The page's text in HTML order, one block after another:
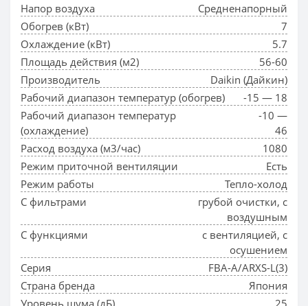
Напор воздуха
Средненапорный
Обогрев (кВт)
7
Охлаждение (кВт)
5.7
Площадь действия (м2)
56-60
Производитель
Daikin (Дайкин)
Рабочий диапазон температур (обогрев)
-15 — 18
Рабочий диапазон температур
(охлаждение)
-10 —
46
Расход воздуха (м3/час)
1080
Режим приточной вентиляции
Есть
Режим работы
Тепло-холод
С фильтрами
грубой очистки, с
воздушным
С функциями
с вентиляцией, с
осушением
Серия
FBA-A/ARXS-L(3)
Страна бренда
Япония